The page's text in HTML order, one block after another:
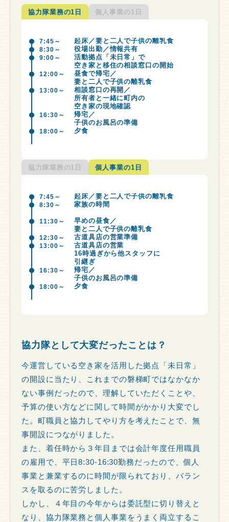
協力隊業務の1日 個人事業の1日
7:45～ 起床／妻と二人で子供の離乳食
8:30～ 役場出勤／情報共有
9:00～
活動拠点「未日常」で
空き家と移住の相談窓口の開始
12:00～
昼食で帰宅／
妻と二人で子供の離乳食
13:00～
相談窓口の再開／
所有者と一緒に町内の
空き家の現地確認
16:30～
帰宅／
子供のお風呂の準備
18:00～ 夕食
協力隊業務の1日 個人事業の1日
7:45～ 起床／妻と二人で子供の離乳食
8:30～ 家族の時間
11:30～
早めの昼食／
妻と二人で子供の離乳食
12:30～ 古道具店の営業準備
13:00～
古道具店の営業
16時過ぎから他スタッフに
引継ぎ
16:30～
帰宅／
子供のお風呂の準備
18:00～ 夕食
協力隊として大変だったことは？
今運営している空き家を活用した拠点「未日常」
の開設に当たり、これまでの磐梯町ではなかなか
ない事例だったので、理解していただくことや、
予算の使い方などに関して時間がかかり大変でし
た。町職員と協力してやり方を考えたことで、無
事開設につながりました。
また、着任時から３年目までは会計年度任用職員
の雇用で、平日8:30-16:30勤務だったので、個人
事業と兼業するのに時間が限られており、バラン
スを取るのに苦労しました。
しかし、４年目の今年からは委託型に切り替えと
なり、協力隊業務と個人事業をうまく両立するこ